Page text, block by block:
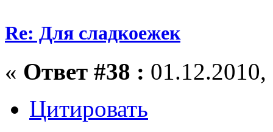
Re: Для сладкоежек
« Ответ #38 :
Цитировать